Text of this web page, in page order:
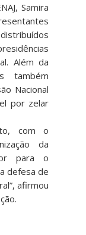
Samira
Além da
também
Nacional
por zelar
com o
da
para o
defesa de
afirmou